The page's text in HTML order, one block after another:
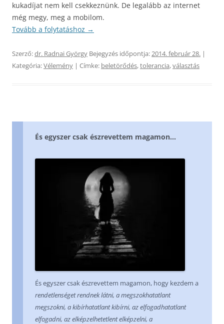
kukadíjat nem kell csekkeznünk. De legalább az internet
még megy, meg a mobilom.
Tovább a folytatáshoz →
Szerző:dr. Radnai György Bejegyzés időpontja:2014. február 28. |
Kategória:Vélemény | Címke: beletörődés,tolerancia,választás
És egyszer csak észrevettem magamon…
És egyszer csak észrevettem magamon, hogy kezdem a
rendetlenséget rendnek látni, a megszokhatatlant
megszokni, a kibírhatatlant kibírni, az elfogadhatatlant
elfogadni, az elképzelhetetlent elképzelni, a